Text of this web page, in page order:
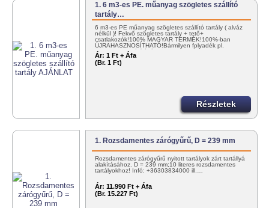
1. 6 m3-es PE. műanyag szögletes szállító
tartály…
6 m3-es PE műanyag szögletes szállító tartály ( alváz
nélkül )! Fekvő szögletes tartály + tető+
csatlakozók!100% MAGYAR TERMÉK!100%-ban
ÚJRAHASZNOSÍTHATÓ!Bármilyen folyadék pl.
NITROSOL szállítására! KEDVEZMÉNYES…
Ár: 1 Ft + Áfa
(Br. 1 Ft)
Részletek
1. Rozsdamentes zárógyűrű, D = 239 mm
Rozsdamentes zárógyűrű nyitott tartályok zárt tartállyá
alakításához. D = 239 mm;10 literes rozsdamentes
tartályokhoz! Infó: +36303834000 ill.…
Ár: 11.990 Ft + Áfa
(Br. 15.227 Ft)